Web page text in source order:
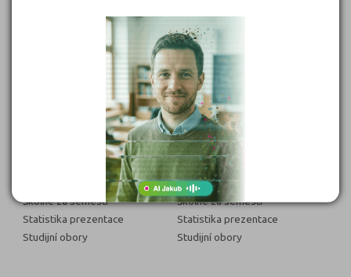
Úspěšnost u přijímacích zkoušek
Den otevřených dveří
Den otevřených dveří
Počet studentů celkem
Počet studentů celkem
Počet studentů v 1. ročníku
Počet studentů v 1. ročníku
Přijímací zkoušky datum a
Přijímací zkoušky datum a cena
Přihlášky ke studiu do data
Přihlášky ke studiu do data
Odkaz na elektronickou
Odkaz na elektronickou přihlášku
na VŠ
Obsah přijímacích testů
Obsah přijímacích testů
Školné za semestr
Školné za semestr
Statistika prezentace
Statistika prezentace
Studijní obory
Studijní obory